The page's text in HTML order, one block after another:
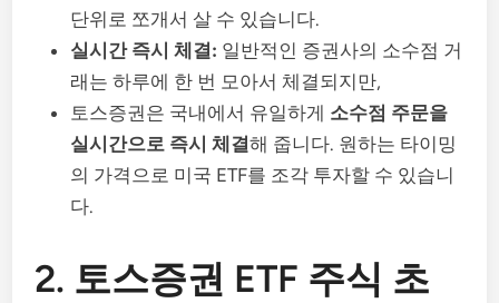
단위로 쪼개서 살 수 있습니다.
실시간 즉시 체결: 일반적인 증권사의 소수점 거
래는 하루에 한 번 모아서 체결되지만,
토스증권은 국내에서 유일하게 소수점 주문을
실시간으로 즉시 체결해 줍니다. 원하는 타이밍
의 가격으로 미국 ETF를 조각 투자할 수 있습니
다.
2. 토스증권 ETF 주식 초